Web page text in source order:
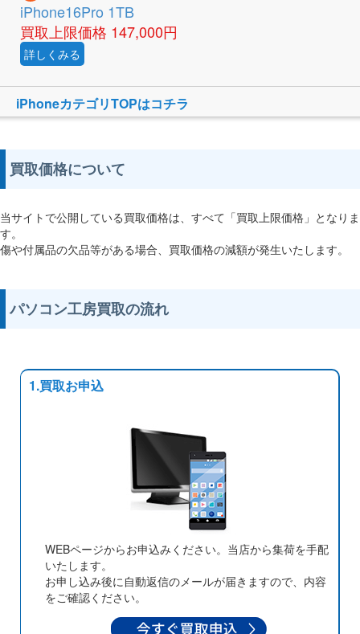
iPhone16Pro 1TB
買取上限価格 147,000円
詳しくみる
iPhoneカテゴリTOPはコチラ
買取価格について
当サイトで公開している買取価格は、すべて「買取上限価格」となりま
す。
傷や付属品の欠品等がある場合、買取価格の減額が発生いたします。
パソコン工房買取の流れ
1.買取お申込
WEBページからお申込みください。当店から集荷を手配
いたします。
お申し込み後に自動返信のメールが届きますので、内容
をご確認ください。